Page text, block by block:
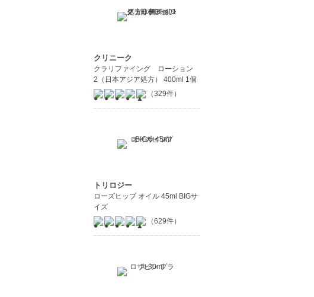
クリニーク
クラリファイング ローション
2（日本アジア処方） 400ml 1個
（329件）
トリロジー
ローズヒップ オイル 45ml BIGサ
イズ
（629件）